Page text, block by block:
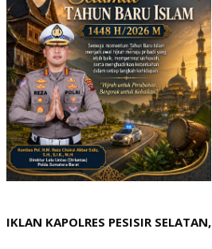
IKLAN KAPOLRES PESISIR SELATAN,